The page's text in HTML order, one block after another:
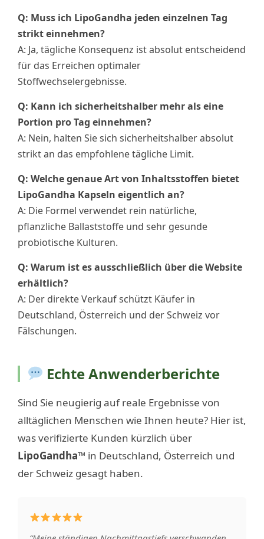
Q: Muss ich LipoGandha jeden einzelnen Tag
strikt einnehmen?
A: Ja, tägliche Konsequenz ist absolut entscheidend
für das Erreichen optimaler
Stoffwechselergebnisse.
Q: Kann ich sicherheitshalber mehr als eine
Portion pro Tag einnehmen?
A: Nein, halten Sie sich sicherheitshalber absolut
strikt an das empfohlene tägliche Limit.
Q: Welche genaue Art von Inhaltsstoffen bietet
LipoGandha Kapseln eigentlich an?
A: Die Formel verwendet rein natürliche,
pflanzliche Ballaststoffe und sehr gesunde
probiotische Kulturen.
Q: Warum ist es ausschließlich über die Website
erhältlich?
A: Der direkte Verkauf schützt Käufer in
Deutschland, Österreich und der Schweiz vor
Fälschungen.
Echte Anwenderberichte
Sind Sie neugierig auf reale Ergebnisse von
alltäglichen Menschen wie Ihnen heute? Hier ist,
was verifizierte Kunden kürzlich über
LipoGandha™ in Deutschland, Österreich und
der Schweiz gesagt haben.